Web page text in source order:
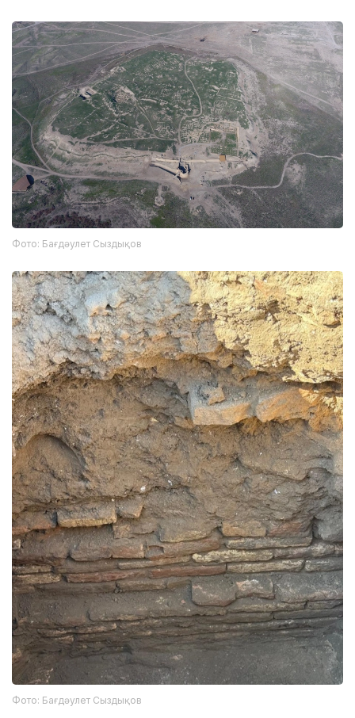
Фото: Бағдәулет Сыздықов
Фото: Бағдәулет Сыздықов